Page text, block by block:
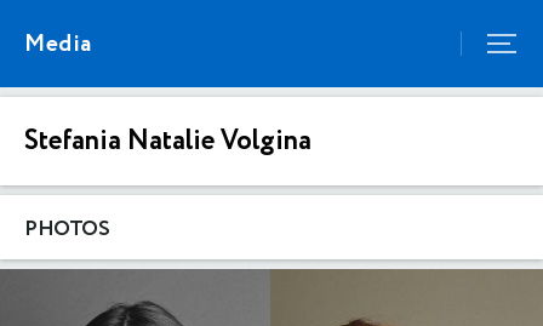
Media
Stefania Natalie Volgina
PHOTOS